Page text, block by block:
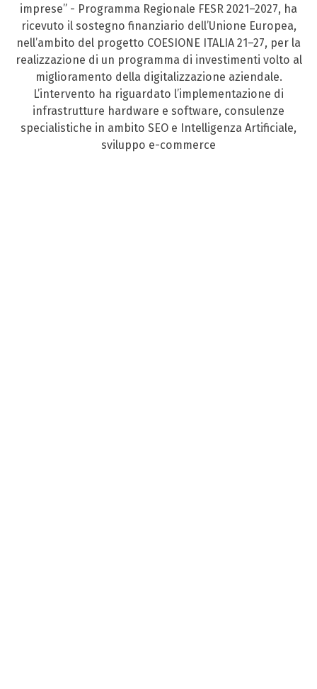
imprese” - Programma Regionale FESR 2021–2027, ha
ricevuto il sostegno finanziario dell’Unione Europea,
nell’ambito del progetto COESIONE ITALIA 21–27, per la
realizzazione di un programma di investimenti volto al
miglioramento della digitalizzazione aziendale.
L’intervento ha riguardato l’implementazione di
infrastrutture hardware e software, consulenze
specialistiche in ambito SEO e Intelligenza Artificiale,
sviluppo e-commerce